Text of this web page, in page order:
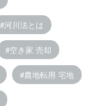
河川法とは
空き家 売却
農地転用 宅地